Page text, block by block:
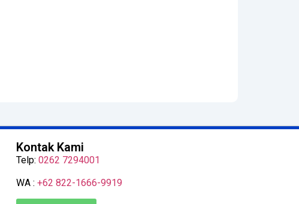
Kontak Kami
Telp: 0262 7294001
WA : +62 822-1666-9919